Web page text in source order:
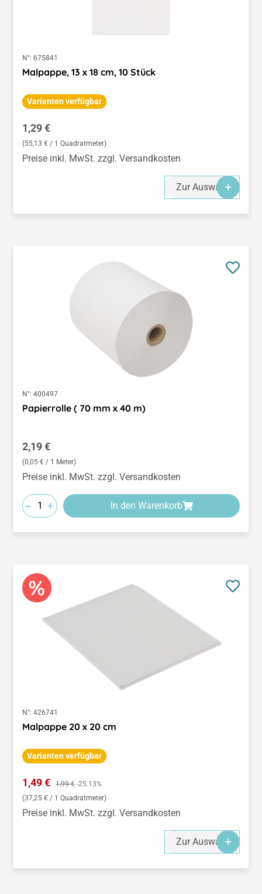
N°: 675841
Malpappe, 13 x 18 cm, 10 Stück
Varianten verfügbar
Regulärer Preis:
1,29 €
(55,13 € / 1 Quadratmeter)
Preise inkl. MwSt. zzgl. Versandkosten
Zur Auswahl
N°: 400497
Papierrolle ( 70 mm x 40 m)
Regulärer Preis:
2,19 €
(0,05 € / 1 Meter)
Preise inkl. MwSt. zzgl. Versandkosten
- + In den Warenkorb
N°: 426741
Malpappe 20 x 20 cm
Varianten verfügbar
Verkaufspreis:
1,49 € Regulärer Preis:
1,99 € -25.13%
(37,25 € / 1 Quadratmeter)
Preise inkl. MwSt. zzgl. Versandkosten
Zur Auswahl